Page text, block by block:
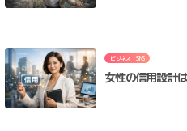
ビジネス・SNS
女性の信用設計